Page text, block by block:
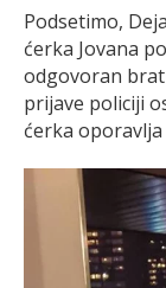
Podsetimo,
ćerka Jovana
odgovoran
prijave policiji
ćerka